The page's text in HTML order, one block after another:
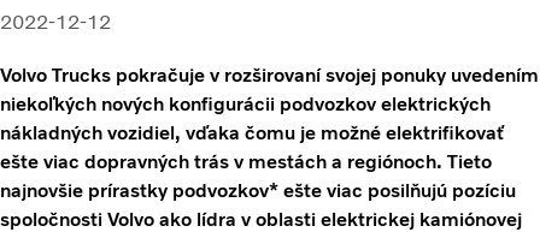
2022-12-12
Volvo Trucks pokračuje v rozširovaní svojej ponuky uvedením
niekoľkých nových konfigurácii podvozkov elektrických
nákladných vozidiel, vďaka čomu je možné elektrifikovať
ešte viac dopravných trás v mestách a regiónoch. Tieto
najnovšie prírastky podvozkov* ešte viac posilňujú pozíciu
spoločnosti Volvo ako lídra v oblasti elektrickej kamiónovej